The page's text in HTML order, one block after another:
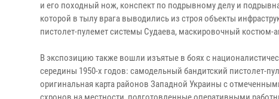
и его походный нож, конспект по подрывному делу и
которой в тылу врага выводились из строя объекты
пистолет-пулемет системы Судаева, маскировочный костюм-
В экспозицию также вошли изъятые в боях с
середины 1950-х годов: самодельный бандитский пистолет-
оригинальная карта районов Западной Украины с